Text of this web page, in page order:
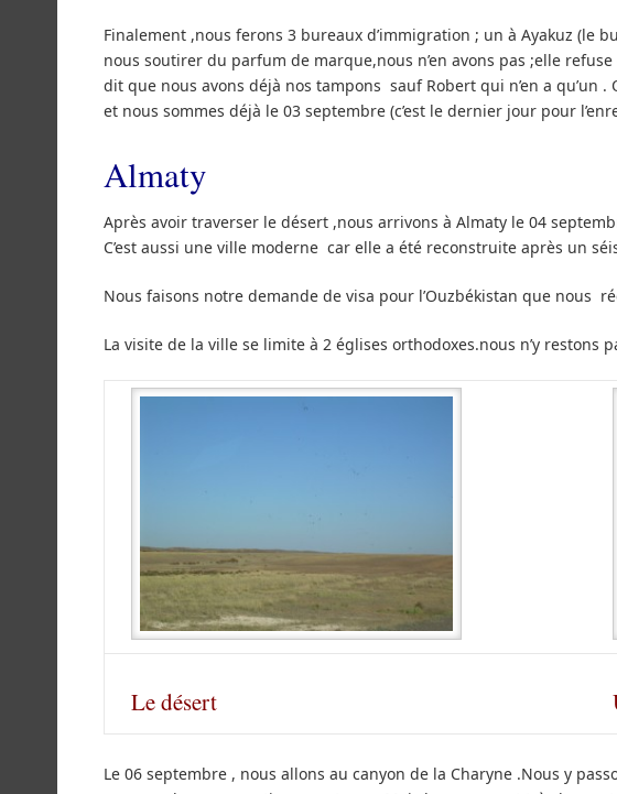
Finalement ,nous ferons 3 bureaux d’immigration ; un à Ayakuz (le
nous soutirer du parfum de marque,nous n’en avons pas ;elle
dit que nous avons déjà nos tampons sauf Robert qui n’en a
et nous sommes déjà le 03 septembre (c’est le dernier jour pour
Almaty
Après avoir traverser le désert ,nous arrivons à Almaty le 04
C’est aussi une ville moderne car elle a été reconstruite après un
Nous faisons notre demande de visa pour l’Ouzbékistan que nous
La visite de la ville se limite à 2 églises orthodoxes.nous n’y
Le désert
Le 06 septembre , nous allons au canyon de la Charyne .Nous y